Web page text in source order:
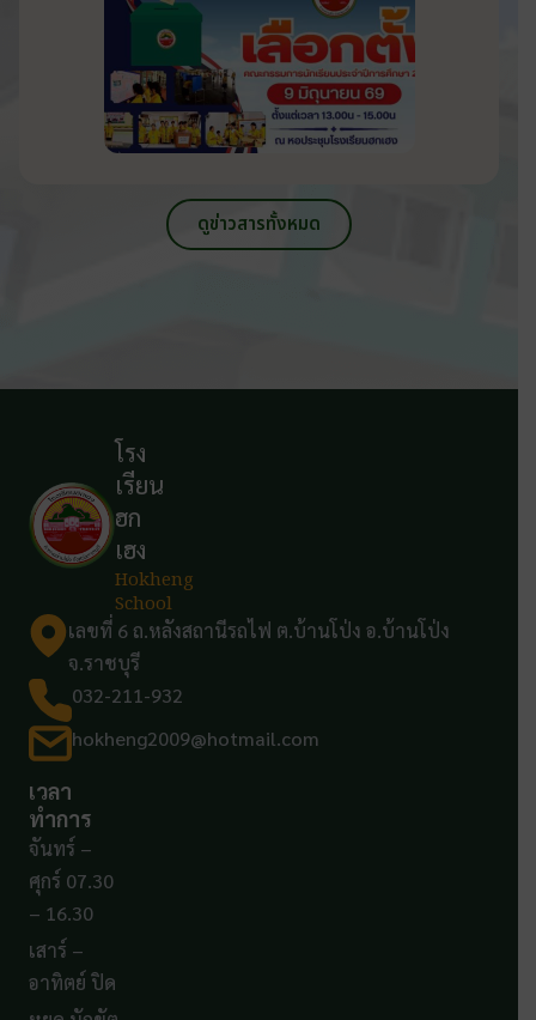
ดูข่าวสารทั้งหมด
โรง
เรียน
ฮก
เฮง
Hokheng
School
เลขที่ 6 ถ.หลังสถานีรถไฟ ต.บ้านโป่ง อ.บ้านโป่ง
จ.ราชบุรี
032-211-932
hokheng2009@hotmail.com
เวลา
ทำการ
จันทร์ –
ศุกร์ 07.30
– 16.30
เสาร์ –
อาทิตย์ ปิด